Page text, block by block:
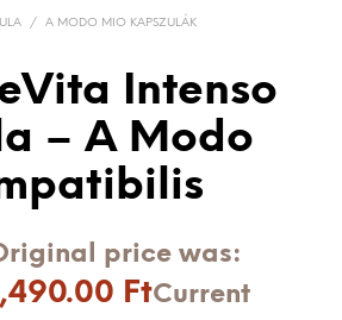
/ A MODO MIO KAPSZULÁK
Intenso
– A Modo
price was:
FtCurrent